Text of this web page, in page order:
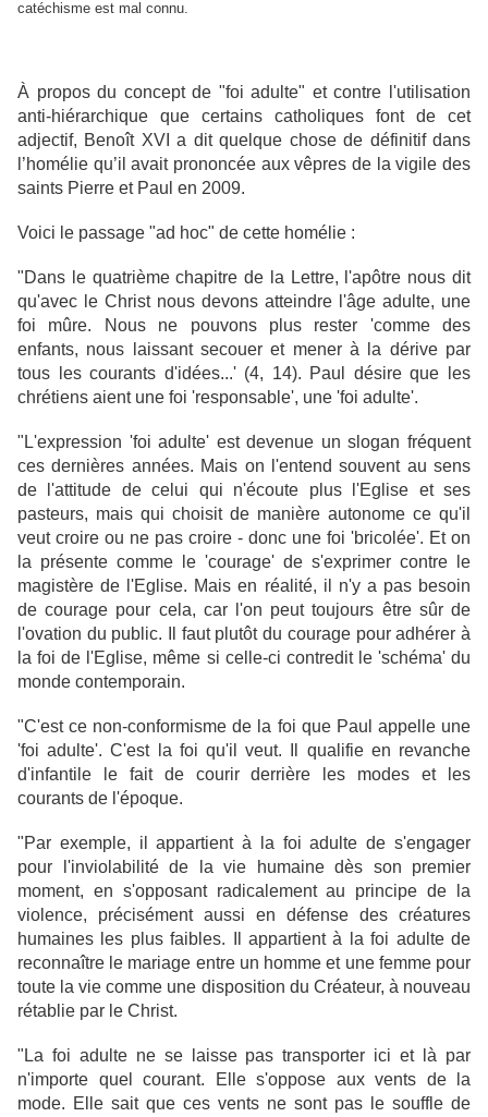
catéchisme est mal connu.
À propos du concept de "foi adulte" et contre l'utilisation
anti-hiérarchique que certains catholiques font de cet
adjectif, Benoît XVI a dit quelque chose de définitif dans
l’homélie qu’il avait prononcée aux vêpres de la vigile des
saints Pierre et Paul en 2009.
Voici le passage "ad hoc" de cette homélie :
"Dans le quatrième chapitre de la Lettre, l'apôtre nous dit
qu'avec le Christ nous devons atteindre l'âge adulte, une
foi mûre. Nous ne pouvons plus rester 'comme des
enfants, nous laissant secouer et mener à la dérive par
tous les courants d'idées...' (4, 14). Paul désire que les
chrétiens aient une foi 'responsable', une 'foi adulte'.
"L'expression 'foi adulte' est devenue un slogan fréquent
ces dernières années. Mais on l'entend souvent au sens
de l'attitude de celui qui n'écoute plus l'Eglise et ses
pasteurs, mais qui choisit de manière autonome ce qu'il
veut croire ou ne pas croire - donc une foi 'bricolée'. Et on
la présente comme le 'courage' de s'exprimer contre le
magistère de l'Eglise. Mais en réalité, il n'y a pas besoin
de courage pour cela, car l'on peut toujours être sûr de
l'ovation du public. Il faut plutôt du courage pour adhérer à
la foi de l'Eglise, même si celle-ci contredit le 'schéma' du
monde contemporain.
"C'est ce non-conformisme de la foi que Paul appelle une
'foi adulte'. C'est la foi qu'il veut. Il qualifie en revanche
d'infantile le fait de courir derrière les modes et les
courants de l'époque.
"Par exemple, il appartient à la foi adulte de s'engager
pour l'inviolabilité de la vie humaine dès son premier
moment, en s'opposant radicalement au principe de la
violence, précisément aussi en défense des créatures
humaines les plus faibles. Il appartient à la foi adulte de
reconnaître le mariage entre un homme et une femme pour
toute la vie comme une disposition du Créateur, à nouveau
rétablie par le Christ.
"La foi adulte ne se laisse pas transporter ici et là par
n'importe quel courant. Elle s'oppose aux vents de la
mode. Elle sait que ces vents ne sont pas le souffle de